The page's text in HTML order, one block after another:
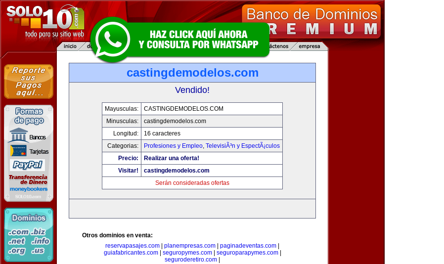
castingdemodelos.com
Vendido!
Mayusculas:
CASTINGDEMODELOS.COM
Minusculas:
castingdemodelos.com
Longitud:
16 caracteres
Categorias:
Profesiones y Empleo, TelevisiÃ³n y EspectÃ¡culos
Precio:
Realizar una oferta!
Visitar!
castingdemodelos.com
Serán consideradas ofertas
Otros dominios en venta:
reservapasajes.com
planempresas.com paginadeventas.com
guiafabricantes.com| seguropymes.com| seguroparapymes.com|
seguroderetiro.com